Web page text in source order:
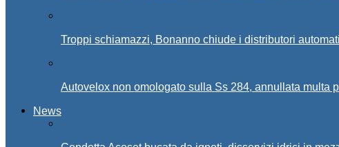
Troppi schiamazzi, Bonanno chiude i distributori
Autovelox non omologato sulla Ss 284, annullata multa
News